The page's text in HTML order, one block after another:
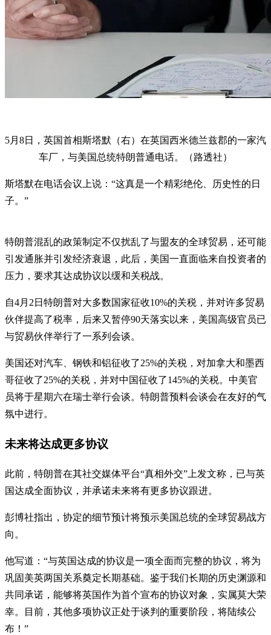
5月8日，英国首相斯塔默（右）在英国西米德兰兹郡的一家汽
车厂，与美国总统特朗普通电话。（路透社）
斯塔默在电话会议上说：“这真是一个精彩绝伦、历史性的日
子。”
特朗普混乱的政策制定不仅扰乱了与盟友的全球贸易，还可能
引发通胀并引发经济衰退，此后，美国一直面临来自投资者的
压力，要求其达成协议以缓和关税战。
自4月2日特朗普对大多数国家征收10%的关税，并对许多贸易
伙伴提高了税率，后来又暂停90天落实以来，美国高级官员已
与贸易伙伴举行了一系列会谈。
美国还对汽车、钢铁和铝征收了25%的关税，对加拿大和墨西
哥征收了25%的关税，并对中国征收了145%的关税。中美官
员将于星期六在瑞士举行会谈。特朗普预料会谈会在友好的气
氛中进行。
未来将达成更多协议
此前，特朗普在其社交媒体平台“真相外交”上发文称，已与英
国达成全面协议，并承诺未来将有更多协议跟进。
彭博社指出，协定的细节预计将预示美国总统的全球贸易战方
向。
他写道：“与英国达成的协议是一项全面而完整的协议，将为
巩固美英两国关系奠定长期基础。鉴于我们长期的历史渊源和
共同承诺，能够将英国作为首个宣布的协议对象，实属莫大荣
幸。目前，其他多项协议正处于谈判的重要阶段，将陆续公
布！”